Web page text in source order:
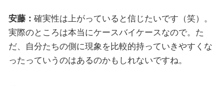
安藤： 確実性は上がっていると信じたいです（笑）。
実際のところは本当にケースバイケースなので。た
だ、自分たちの側に現象を比較的持っていきやすくな
ったっていうのはあるのかもしれないですね。